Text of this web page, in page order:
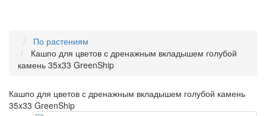
По растениям
Кашпо для цветов с дренажным вкладышем голубой
камень 35x33 GreenShip
Кашпо для цветов с дренажным вкладышем голубой камень
35x33 GreenShip